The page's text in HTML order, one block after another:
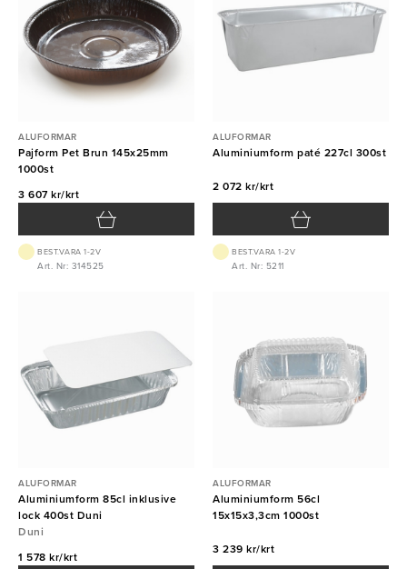
ALUFORMAR
Pajform Pet Brun 145x25mm
1000st
3 607 kr/krt
BEST.VARA 1-2V
Art. Nr: 314525
ALUFORMAR
Aluminiumform paté 227cl 300st
2 072 kr/krt
BEST.VARA 1-2V
Art. Nr: 5211
ALUFORMAR
Aluminiumform 85cl inklusive
lock 400st Duni
Duni
1 578 kr/krt
ALUFORMAR
Aluminiumform 56cl
15x15x3,3cm 1000st
3 239 kr/krt